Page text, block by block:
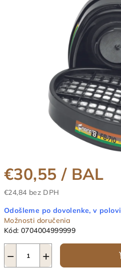
€30,55 / BAL
€24,84 bez DPH
cena:
Odošleme po dovolenke, v
Možnosti doručenia
Kód: 0704004999999
+
−
hviezdičiek.